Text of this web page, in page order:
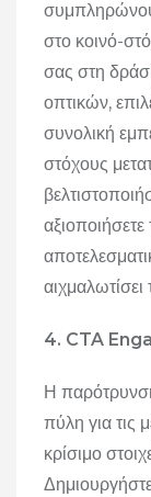
στο κοινό-
σας στη
οπτικών,
συνολική
στόχους
αιχμαλωτίσει
4. CTA
Η
πύλη για τις
κρίσιμο